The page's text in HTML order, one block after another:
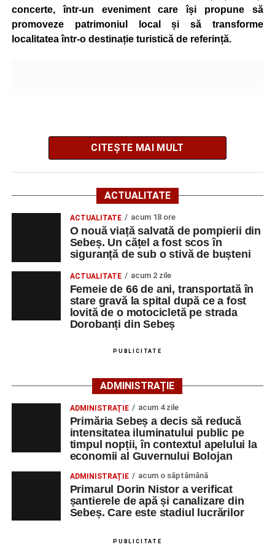
Adaugă-ne ca sursă preferată
autoturisme implicate, patru persoane
transportate la spital
centrală solară de 67,4 MWp și baterii de 181 MWh
O nouă viață salvată de pompierii din Sebeș. Un
cățel a fost scos în siguranță de sub o stivă de
bușteni
concerte, într-un eveniment care își propune să
promoveze patrimoniul local și să transforme
localitatea într-o destinație turistică de referință.
Festivalul este organizat deAsociația AGORA – Născuți
, în parteneriat cuPrimăria Comunei Gârbovași
Ordinul Cetății Mühlbach, iar accesul publicului va fi
gratuit pe întreaga durată a manifestării.
Cetatea Greavilor și zona centrală a comunei vor fi
transformate într-un spațiu dedicat Evului Mediu, unde
vizitatorii vor putea asista la demonstrații de luptă, turniruri
interactive de meșteșuguri. Programul va fi completat de
DJ organizate în fiecare seară.
La eveniment vor participa aproximativ zece trupe și
ordine medievale din țară, printre care Ordinul Cetății
Mühlbach, Mercenarii din Asserculis, Grupul Nosa și
Străjerii Cetății Gârbova, alături de alți artiști și invitați.
Programul festivalului este împărțit pe trei teme distincte.
Ziua de vineri va fi dedicată legendelor, folclorului și
creaturilor mitice. Sâmbătă, considerată ziua principală a
festivalului, va aduce cele mai spectaculoase momente,
inclusiv turniruri cavalerești, procesiunea de ridicare în
CITEȘTE MAI MULT
ACTUALITATE
ACTUALITATE acum 18 ore
O nouă viață salvată de pompierii din
Sebeș. Un cățel a fost scos în
siguranță de sub o stivă de bușteni
ACTUALITATE acum 2 zile
Femeie de 66 de ani, transportată în
stare gravă la spital după ce a fost
lovită de o motocicletă pe strada
Dorobanți din Sebeș
PUBLICITATE
ADMINISTRAȚIE
ADMINISTRAȚIE acum 4 zile
Primăria Sebeș a decis să reducă
intensitatea iluminatului public pe
timpul nopții, în contextul apelului la
economii al Guvernului Bolojan
ADMINISTRAȚIE acum o săptămână
Primarul Dorin Nistor a verificat
șantierele de apă și canalizare din
Sebeș. Care este stadiul lucrărilor
PUBLICITATE